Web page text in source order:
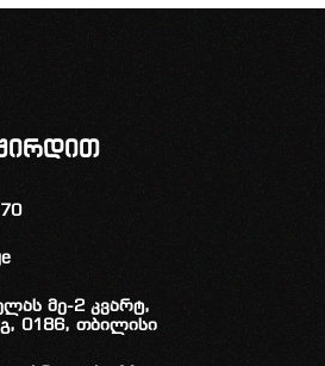
მე-2 კვარტ,
0186, თბილისი